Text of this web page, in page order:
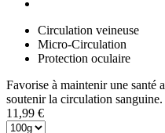
Circulation veineuse
Micro-Circulation
Protection oculaire
Favorise à maintenir une santé
soutenir la circulation
11,99 €